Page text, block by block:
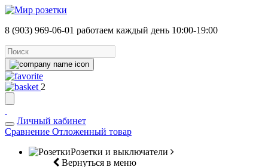
8 (903) 969-06-01 работаем каждый день 10:00-19:00
2
Личный кабинет
Сравнение Отложенный товар
Розетки и выключатели
Вернуться в меню